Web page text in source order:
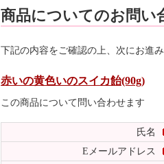
商品についてのお問い
下記の内容をご確認の上、次にお進
赤いの黄色いのスイカ飴(90g)
この商品について問い合わせます
氏名
Eメールアドレス